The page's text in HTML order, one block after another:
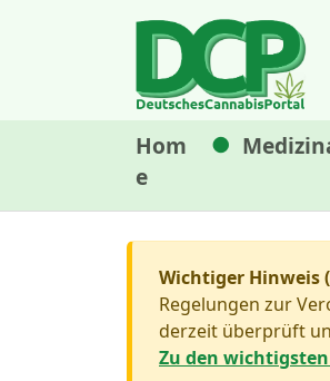
Hom
e
Wichtiger Hinweis
Regelungen zur
derzeit überprüft
Zu den